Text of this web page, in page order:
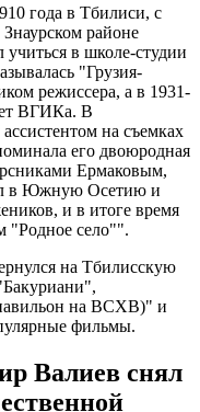
года в Тбилиси, с
Знаурском районе
в школе-студии
"Грузия-
режиссера, а в 1931-
ВГИКа. В
на съемках
его двоюродная
Ермаковым,
в Южную Осетию и
и в итоге время
"Родное село"".
на Тбилисскую
на ВСХВ)" и
фильмы.
Валиев снял